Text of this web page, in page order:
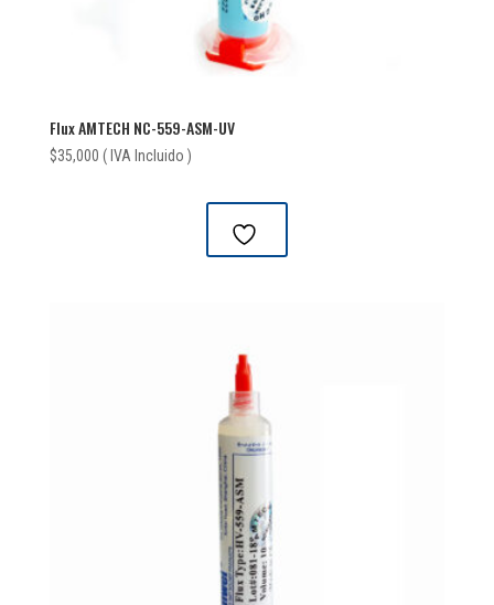
Flux AMTECH NC-559-ASM-UV
$35,000 ( IVA Incluido )